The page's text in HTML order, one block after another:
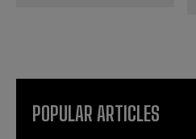
POPULAR ARTICLES